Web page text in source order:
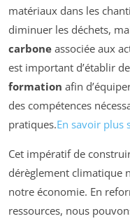
matériaux dans les
diminuer les déchets,
carbone associée aux
est important d’établir
formation afin
des compétences
pratiques.En savoir plus
Cet impératif de
dérèglement climatique
notre économie. En
ressources, nous